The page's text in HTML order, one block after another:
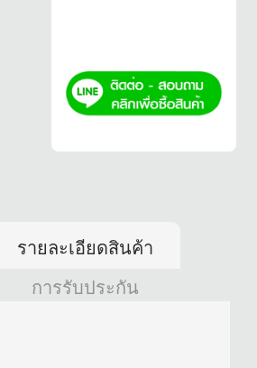
รายละเอียดสินค้า
การรับประกัน